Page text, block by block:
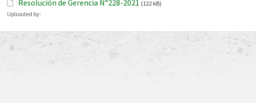
Resolución de Gerencia N°228-2021 (122 kB)
Uploaded by: